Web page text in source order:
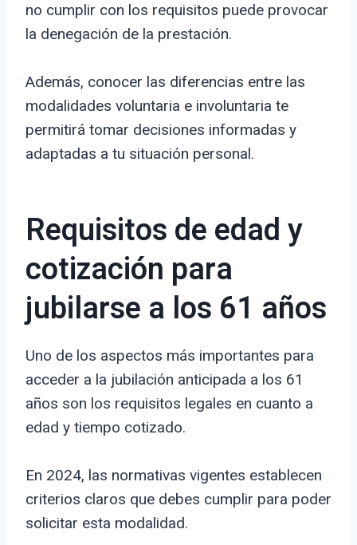
no cumplir con los requisitos puede provocar
la denegación de la prestación.
Además, conocer las diferencias entre las
modalidades voluntaria e involuntaria te
permitirá tomar decisiones informadas y
adaptadas a tu situación personal.
Requisitos de edad y
cotización para
jubilarse a los 61 años
Uno de los aspectos más importantes para
acceder a la jubilación anticipada a los 61
años son los requisitos legales en cuanto a
edad y tiempo cotizado.
En 2024, las normativas vigentes establecen
criterios claros que debes cumplir para poder
solicitar esta modalidad.